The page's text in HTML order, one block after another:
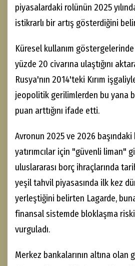
piyasalardaki rolünün 2025
istikrarlı bir artış gösterdiğini
Küresel kullanım göstergelerinde
yüzde 20 civarına ulaştığını
Rusya'nın 2014'teki Kırım
jeopolitik gerilimlerden bu yana
puan arttığını ifade etti.
Avronun 2025 ve 2026
yatırımcılar için "güvenli liman"
uluslararası borç ihraçlarında
yeşil tahvil piyasasında ilk kez
yerleştiğini belirten Lagarde,
finansal sistemde bloklaşma
vurguladı.
Merkez bankalarının altına